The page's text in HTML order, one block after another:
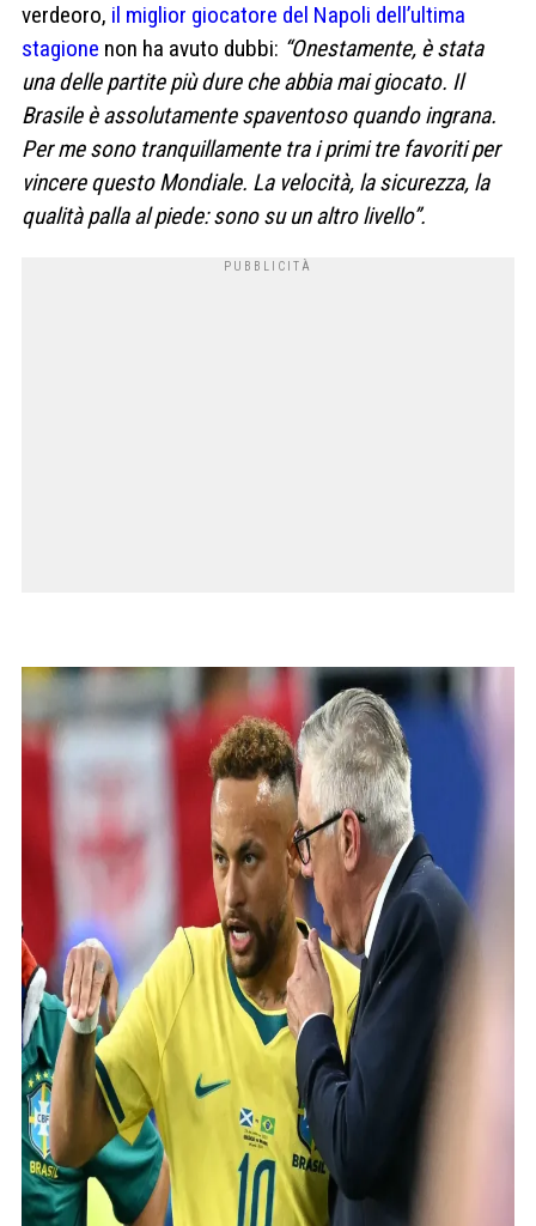
verdeoro, il miglior giocatore del Napoli dell’ultima
stagione non ha avuto dubbi: “Onestamente, è stata
una delle partite più dure che abbia mai giocato. Il
Brasile è assolutamente spaventoso quando ingrana.
Per me sono tranquillamente tra i primi tre favoriti per
vincere questo Mondiale. La velocità, la sicurezza, la
qualità palla al piede: sono su un altro livello”.